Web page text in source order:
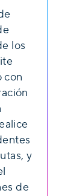
los
con
y
de